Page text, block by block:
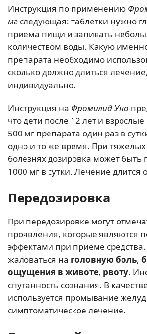
Инструкция по применению
мг следующая: таблетки нужно
приема пищи и запивать
количеством воды. Какую
препарата необходимо
сколько должно длиться
индивидуально.
Инструкция на Фромилид Уно
что дети после 12 лет и
500 мг препарата один раз в
одно и то же время. При
болезнях дозировка может
1000 мг в сутки. Лечение длится
Передозировка
При передозировке могут
проявления, которые являются
эффектами при приеме
жаловаться на головную боль,
ощущения в животе, рвоту.
спутанность сознания. В
используется промывание
симптоматическое лечение.